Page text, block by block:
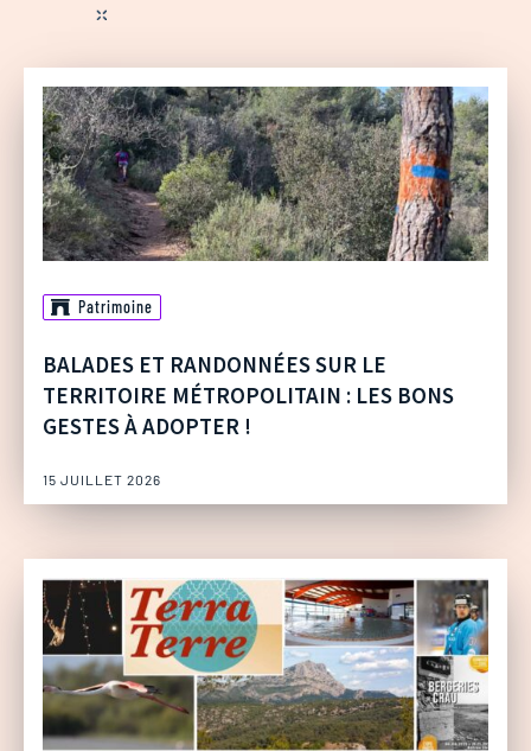
Patrimoine
BALADES ET RANDONNÉES SUR LE
TERRITOIRE MÉTROPOLITAIN : LES BONS
GESTES À ADOPTER !
15 JUILLET 2026